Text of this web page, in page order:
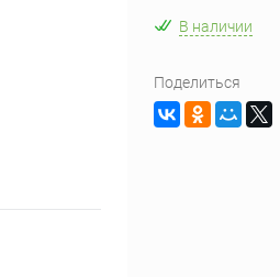
В наличии
Поделиться